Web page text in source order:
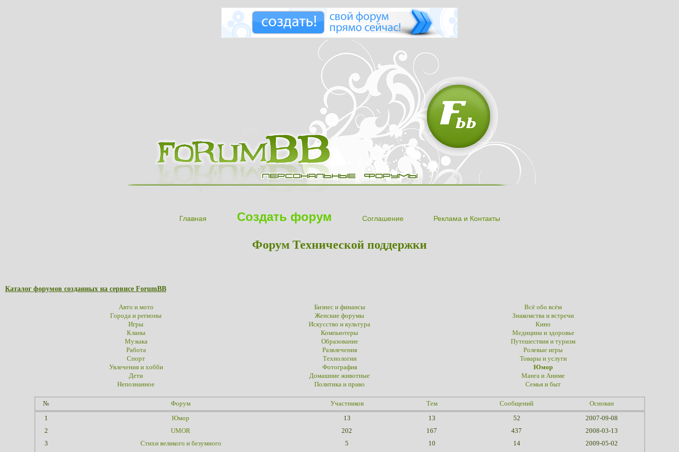
Главная Создать форум Соглашение Реклама и Контакты
Форум Технической поддержки
Каталог форумов созданных на сервисе ForumBB
Авто и мото Бизнес и финансы
Всё обо всём
Города и регионы
Женские форумы
Знакомства и встречи
Игры
Искусство и культура
Кино
Кланы
Компьютеры
Медицина и здоровье
Музыка
Образование
Путешествия и туризм
Работа
Развлечения
Ролевые игры
Спорт
Технологии
Товары и услуги
Увлечения и хобби
Фотография
Юмор
Дети
Домашние животные
Манга и Аниме
Непознанное
Политика и право Семья и быт
№ Форум Участников Тем Сообщений Основан
1 Юмор 13 13 52
2007-09-08
2
UMOR 202 167 437
2008-03-13
3
Стихи великого и безумного 5 10 14 2009-05-02